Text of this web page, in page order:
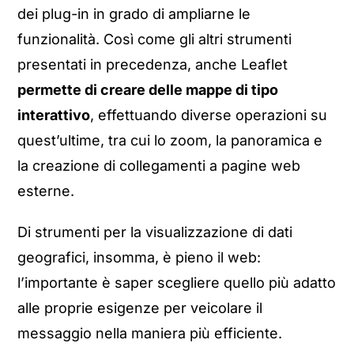
dei plug-in in grado di ampliarne le
funzionalità. Così come gli altri strumenti
presentati in precedenza, anche Leaflet
permette di creare delle mappe di tipo
interattivo, effettuando diverse operazioni su
quest’ultime, tra cui lo zoom, la panoramica e
la creazione di collegamenti a pagine web
esterne.
Di strumenti per la visualizzazione di dati
geografici, insomma, è pieno il web:
l’importante è saper scegliere quello più adatto
alle proprie esigenze per veicolare il
messaggio nella maniera più efficiente.